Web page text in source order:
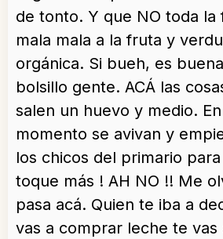
de tonto. Y que NO toda la
mala mala a la fruta y
orgánica. Si bueh, es
bolsillo gente. ACÁ las
salen un huevo y medio.
momento se avivan y
los chicos del primario
toque más ! AH NO !! Me
pasa acá. Quien te iba a
vas a comprar leche te